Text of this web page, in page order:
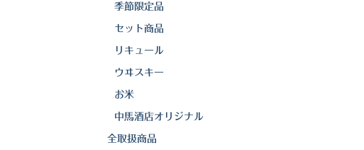
季節限定品
セット商品
リキュール
ウヰスキー
お米
中馬酒店オリジナル
全取扱商品